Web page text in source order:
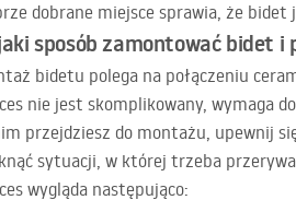
dobrane miejsce sprawia, że
sposób zamontować bidet i
bidetu polega na połączeniu
nie jest skomplikowany, wymaga
przejdziesz do montażu, upewnij
sytuacji, w której trzeba
wygląda następująco: